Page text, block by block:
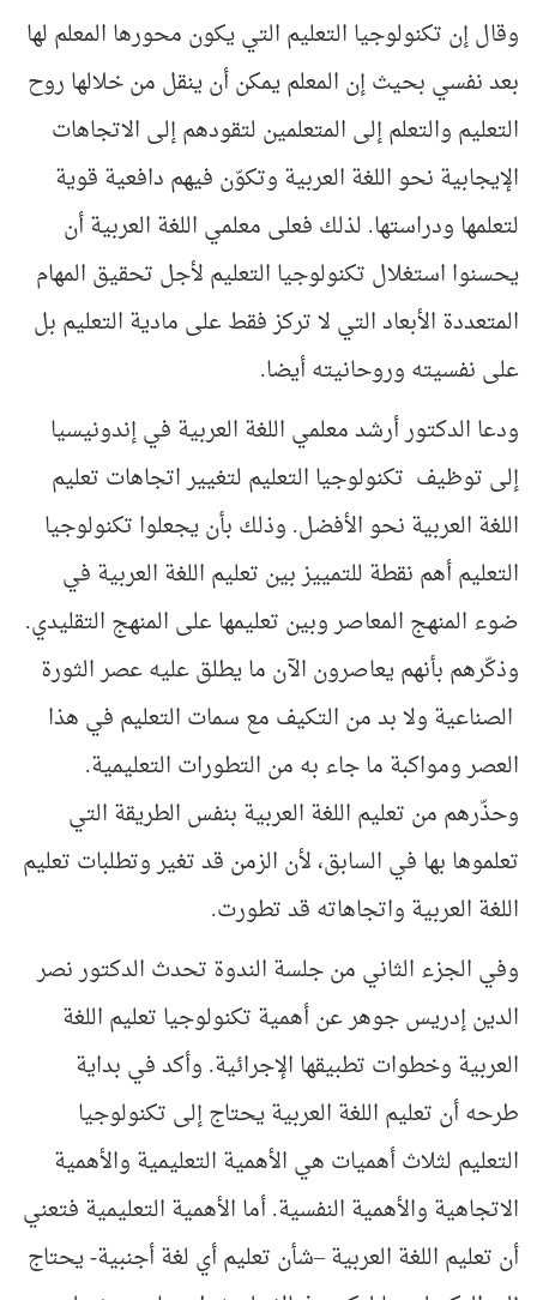
وقال إن تكنولوجيا التعليم التي يكون محورها المعلم لها
بعد نفسي بحيث إن المعلم يمكن أن ينقل من خلالها روح
التعليم والتعلم إلى المتعلمين لتقودهم إلى الاتجاهات
الإيجابية نحو اللغة العربية وتكوّن فيهم دافعية قوية
لتعلمها ودراستها. لذلك فعلى معلمي اللغة العربية أن
يحسنوا استغلال تكنولوجيا التعليم لأجل تحقيق المهام
المتعددة الأبعاد التي لا تركز فقط على مادية التعليم بل
على نفسيته وروحانيته أيضا.
ودعا الدكتور أرشد معلمي اللغة العربية في إندونيسيا
إلى توظيف تكنولوجيا التعليم لتغيير اتجاهات تعليم
اللغة العربية نحو الأفضل. وذلك بأن يجعلوا تكنولوجيا
التعليم أهم نقطة للتمييز بين تعليم اللغة العربية في
ضوء المنهج المعاصر وبين تعليمها على المنهج التقليدي.
وذكّرهم بأنهم يعاصرون الآن ما يطلق عليه عصر الثورة
الصناعية ولا بد من التكيف مع سمات التعليم في هذا
العصر ومواكبة ما جاء به من التطورات التعليمية.
وحذّرهم من تعليم اللغة العربية بنفس الطريقة التي
تعلموها بها في السابق، لأن الزمن قد تغير وتطلبات تعليم
اللغة العربية واتجاهاته قد تطورت.
وفي الجزء الثاني من جلسة الندوة تحدث الدكتور نصر
الدين إدريس جوهر عن أهمية تكنولوجيا تعليم اللغة
العربية وخطوات تطبيقها الإجرائية. وأكد في بداية
طرحه أن تعليم اللغة العربية يحتاج إلى تكنولوجيا
التعليم لثلاث أهميات هي الأهمية التعليمية والأهمية
الاتجاهية والأهمية النفسية. أما الأهمية التعليمية فتعني
أن تعليم اللغة العربية –شأن تعليم أي لغة أجنبية- يحتاج